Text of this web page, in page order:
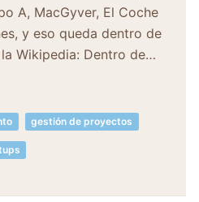
A, MacGyver, El Coche
y eso queda dentro de
Wikipedia: Dentro de…
gestión de proyectos